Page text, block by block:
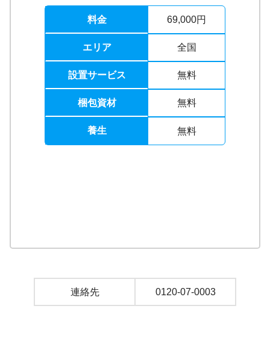
料金 69,000円
エリア 全国
設置サービス 無料
梱包資材 無料
養生 無料
連絡先 0120-07-0003